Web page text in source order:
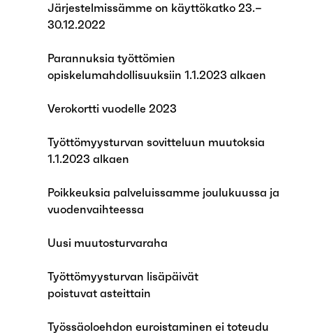
Järjestelmissämme on käyttökatko 23.–
30.12.2022
Parannuksia työttömien
opiskelumahdollisuuksiin 1.1.2023 alkaen
Verokortti vuodelle 2023
Työttömyysturvan sovitteluun muutoksia
1.1.2023 alkaen
Poikkeuksia palveluissamme joulukuussa ja
vuodenvaihteessa
Uusi muutosturvaraha
Työttömyysturvan lisäpäivät
poistuvat asteittain
Työssäoloehdon euroistaminen ei toteudu